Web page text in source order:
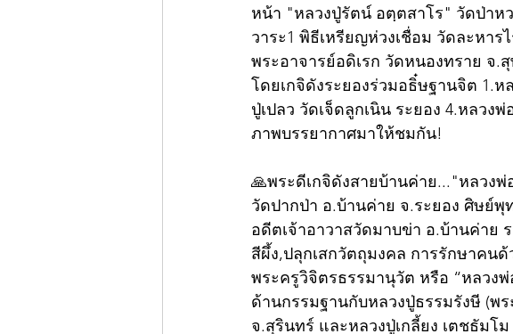
หน้า "หลวงปู่รัตน์ อตฺตสาโร" วัดป่าห
วาระ1 พิธีเหรียญห่วงเชื่อม วัดละหาร
พระอาจารย์อดิเรก วัดหนองทราย จ
โดยเกจิดังระยองร่วมอธิ๋ษฐานจิต 1.
ปู่เปลว วัดเจ็ดลูกเนิน ระยอง 4.หลว
ภาพบรรยากาศมาให้ชมกัน!
🙏พระดีเกจิดังสายบ้านค่าย..."หลวงพ่
วัดปากป่า อ.บ้านค่าย จ.ระยอง ศิษย์
อดีตเจ้าอาวาสวัดมาบข่า อ.บ้านค่าย
สีผึ้ง,ปลุกเสกวัตถุมงคล การรักษาคน
พระครูวิจิตรธรรมานุวัต หรือ “หลวง
ด้านกรรมฐานกับหลวงปู่ธรรมรังษี (พ
จ.สุรินทร์ และหลวงปู่เกลี้ยง เตชธัมโ